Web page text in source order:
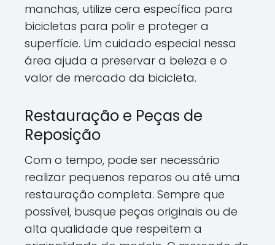
manchas, utilize cera específica para
bicicletas para polir e proteger a
superfície. Um cuidado especial nessa
área ajuda a preservar a beleza e o
valor de mercado da bicicleta.
Restauração e Peças de
Reposição
Com o tempo, pode ser necessário
realizar pequenos reparos ou até uma
restauração completa. Sempre que
possível, busque peças originais ou de
alta qualidade que respeitem a